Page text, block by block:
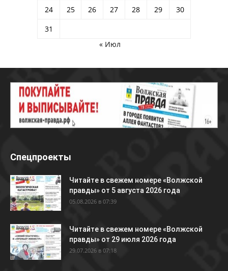
24
25 26 27 28 29
30
31
« Июл
Спецпроекты
Читайте в свежем номере «Волжской
правды» от 5 августа 2026 года
05.08.2026 в 07:39
Читайте в свежем номере «Волжской
правды» от 29 июля 2026 года
29.07.2026 в 07:18